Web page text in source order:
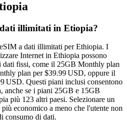
illimitati in Etiopia?
a dati illimitati per Ethiopia. I
Internet in Ethiopia possono
dati fissi, come il 25GB Monthly plan
plan per $39.99 USD, oppure il
USD. Questi piani inclusi consentono
anche se i piani 25GB e 15GB
più 123 altri paesi. Selezionare un
economico a meno che l'utente non
consumo di dati.